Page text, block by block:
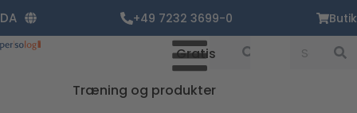
til
indholdet
DA +49 7232 3699-0 Butik
Gratis
Træning og produkter